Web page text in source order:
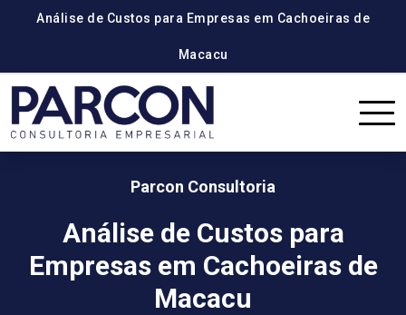
Análise de Custos para Empresas em Cachoeiras de
Macacu
Parcon Consultoria
Análise de Custos para
Empresas em Cachoeiras de
Macacu